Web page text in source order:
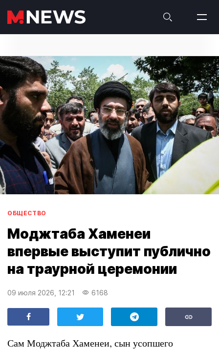
ОБЩЕСТВО
Моджтаба Хаменеи
впервые выступит публично
на траурной церемонии
09 июля 2026, 12:21 6168
Сам Моджтаба Хаменеи, сын усопшего